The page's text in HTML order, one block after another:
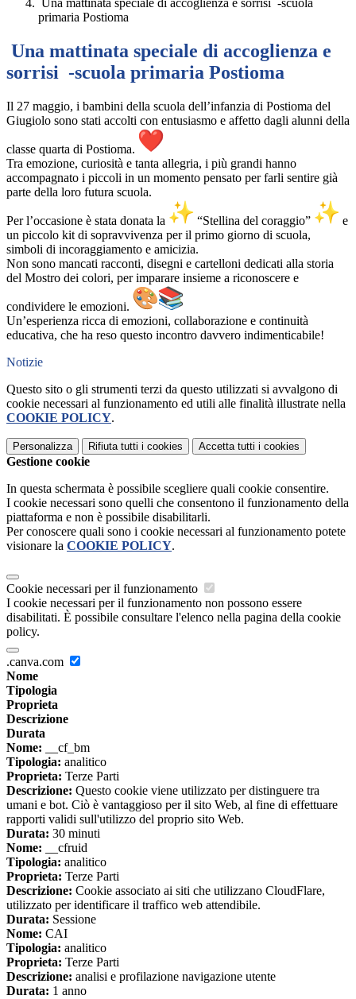
Una mattinata speciale di accoglienza e sorrisi -scuola
primaria Postioma
Una mattinata speciale di accoglienza e
sorrisi -scuola primaria Postioma
Il 27 maggio, i bambini della scuola dell’infanzia di Postioma del
Giugiolo sono stati accolti con entusiasmo e affetto dagli alunni della
classe quarta di Postioma.
Tra emozione, curiosità e tanta allegria, i più grandi hanno
accompagnato i piccoli in un momento pensato per farli sentire già
parte della loro futura scuola.
Per l’occasione è stata donata la “Stellina del coraggio”
e
un piccolo kit di sopravvivenza per il primo giorno di scuola,
simboli di incoraggiamento e amicizia.
Non sono mancati racconti, disegni e cartelloni dedicati alla storia
del Mostro dei colori, per imparare insieme a riconoscere e
condividere le emozioni.
Un’esperienza ricca di emozioni, collaborazione e continuità
educativa, che ha reso questo incontro davvero indimenticabile!
Notizie
Questo sito o gli strumenti terzi da questo utilizzati si avvalgono di
cookie necessari al funzionamento ed utili alle finalità illustrate nella
COOKIE POLICY.
Personalizza Rifiuta tutti i cookies Accetta tutti i cookies
Gestione cookie
In questa schermata è possibile scegliere quali cookie consentire.
I cookie necessari sono quelli che consentono il funzionamento della
piattaforma e non è possibile disabilitarli.
Per conoscere quali sono i cookie necessari al funzionamento potete
visionare la COOKIE POLICY.
Cookie necessari per il funzionamento
I cookie necessari per il funzionamento non possono essere
disabilitati. È possibile consultare l'elenco nella pagina della cookie
policy.
.canva.com
Nome
Tipologia
Proprieta
Descrizione
Durata
Nome: __cf_bm
Tipologia: analitico
Proprieta: Terze Parti
Descrizione: Questo cookie viene utilizzato per distinguere tra
umani e bot. Ciò è vantaggioso per il sito Web, al fine di effettuare
rapporti validi sull'utilizzo del proprio sito Web.
Durata: 30 minuti
Nome: __cfruid
Tipologia: analitico
Proprieta: Terze Parti
Descrizione: Cookie associato ai siti che utilizzano CloudFlare,
utilizzato per identificare il traffico web attendibile.
Durata: Sessione
Nome: CAI
Tipologia: analitico
Proprieta: Terze Parti
Descrizione: analisi e profilazione navigazione utente
Durata: 1 anno